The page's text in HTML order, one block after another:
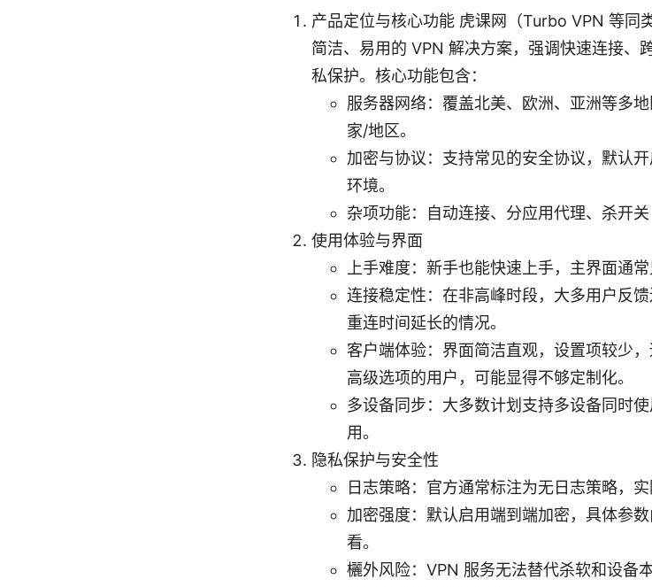
产品定位与核心功能 虎课网（Turbo VPN 等同
简洁、易用的 VPN 解决方案，强调快速连接、
私保护。核心功能包含：
服务器网络：覆盖北美、欧洲、亚洲等多
家/地区。
加密与协议：支持常见的安全协议，默认
环境。
杂项功能：自动连接、分应用代理、杀开
使用体验与界面
上手难度：新手也能快速上手，主界面通常
连接稳定性：在非高峰时段，大多用户反
重连时间延长的情况。
客户端体验：界面简洁直观，设置项较少
高级选项的用户，可能显得不够定制化。
多设备同步：大多数计划支持多设备同时
用。
隐私保护与安全性
日志策略：官方通常标注为无日志策略，
加密强度：默认启用端到端加密，具体参
看。
欐外风险：VPN 服务无法替代杀软和设备